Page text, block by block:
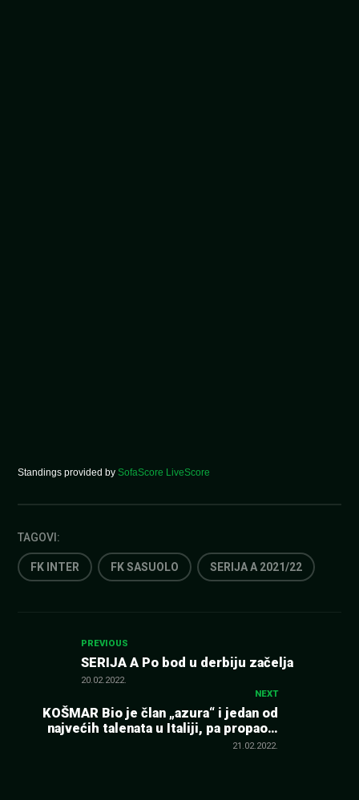
Standings provided by SofaScore LiveScore
TAGOVI:
FK INTER FK SASUOLO SERIJA A 2021/22
Kretanje
članka
PREVIOUS
SERIJA A Po bod u derbiju začelja
20.02.2022.
NEXT
KOŠMAR Bio je član „azura“ i jedan od
najvećih talenata u Italiji, pa propao…
„Pao sam na 10 evra dnevno“!
21.02.2022.